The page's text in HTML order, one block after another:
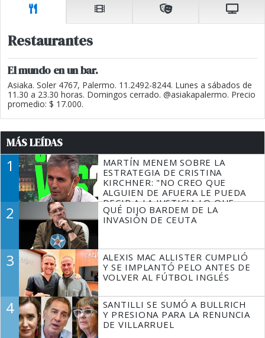
Restaurantes
El mundo en un bar.
Asiaka. Soler 4767, Palermo. 11.2492-8244. Lunes a sábados de
11.30 a 23.30 horas. Domingos cerrado. @asiakapalermo. Precio
promedio: $ 17.000.
MÁS LEÍDAS
1
MARTÍN MENEM SOBRE LA
ESTRATEGIA DE CRISTINA
KIRCHNER: "NO CREO QUE
ALGUIEN DE AFUERA LE PUEDA
DECIR A LA JUSTICIA LO QUE
TIENE QUE HACER"
2
QUÉ DIJO BARDEM DE LA
INVASIÓN DE CEUTA
3
ALEXIS MAC ALLISTER CUMPLIÓ
Y SE IMPLANTÓ PELO ANTES DE
VOLVER AL FÚTBOL INGLÉS
4
SANTILLI SE SUMÓ A BULLRICH
Y PRESIONA PARA LA RENUNCIA
DE VILLARRUEL